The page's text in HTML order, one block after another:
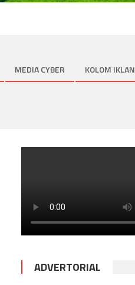
MEDIA CYBER
KOLOM IKLAN
ADVERTORIAL